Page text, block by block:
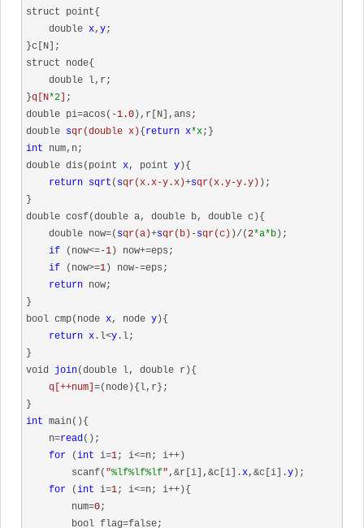
struct point{
    double
x, y;
}c[N];
struct node{
}q[N*2
;
double pi=acos(-1.0 ),r[N],ans;
double sqr(double x){ return x*x
int num,n;
double dis(point x, point y ){
return sqrt ( sqr(x.x-y.x)+sqr(x.y-y.y) );
}
double cosf(double a, double b, double c){
    double now=(
sqr(a)+sqr(b) -sqr(c) )/(2*a*b );
if (now<=-1 ) now+=eps;
if (now>=1 ) now-=eps;
return now;
}
bool cmp(node x, node y ){
return x .l<y .l;
}
void join(double l, double r){
q[++num] =(node){l,r};
int main(){
    n=
read();
for (int i=1; i<=n; i++)
        scanf(
"%lf%lf%lf" ,&r[i],&c[i].x,&c[i].y );
for (int i=1; i<=n; i++){
        num=
0;